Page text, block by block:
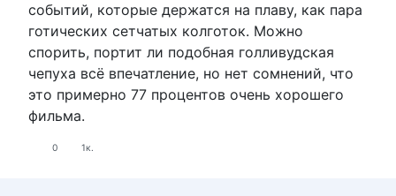
событий, которые держатся на плаву, как пара
готических сетчатых колготок. Можно
спорить, портит ли подобная голливудская
чепуха всё впечатление, но нет сомнений, что
это примерно 77 процентов очень хорошего
фильма.
0 1к.